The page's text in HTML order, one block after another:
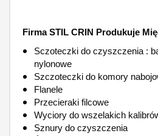
Firma STIL CRIN Produkuje
Sczoteczki do czyszczenia :
nylonowe
Szczoteczki do komory
Flanele
Przecieraki filcowe
Wyciory do wszelakich
Sznury do czyszczenia